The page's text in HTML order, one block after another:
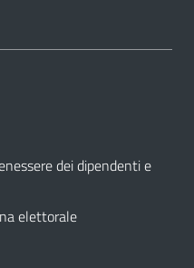
dei dipendenti e
elettorale